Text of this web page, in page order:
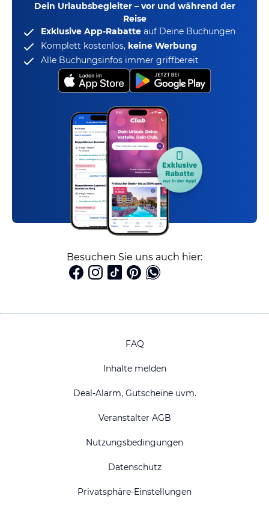
Dein Urlaubsbegleiter – vor und während der
Reise
Exklusive App-Rabatte auf Deine Buchungen
Komplett kostenlos, keine Werbung
Alle Buchungsinfos immer griffbereit
Besuchen Sie uns auch hier:
FAQ
Inhalte melden
Deal-Alarm, Gutscheine uvm.
Veranstalter AGB
Nutzungsbedingungen
Datenschutz
Privatsphäre-Einstellungen